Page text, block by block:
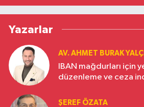
Yazarlar
AV. AHMET BURAK
IBAN mağdurları için
düzenleme ve ceza
ŞEREF ÖZATA